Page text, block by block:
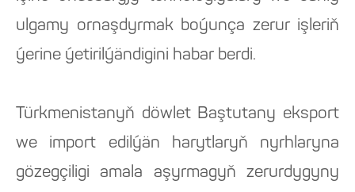
ulgamy ornaşdyrmak boýunça zerur işleriň
ýerine ýetirilýändigini habar berdi.
Türkmenistanyň döwlet Baştutany eksport
we import edilýän harytlaryň nyrhlaryna
gözegçiligi amala aşyrmagyň zerurdygyny